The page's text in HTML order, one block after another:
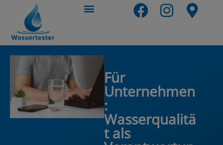
Für
Unternehmen
:
Wasserqualitä
t als